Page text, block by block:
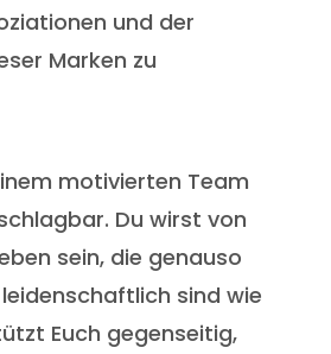
und der
Marken zu
motivierten Team
Du wirst von
sein, die genauso
sind wie
Euch gegenseitig,